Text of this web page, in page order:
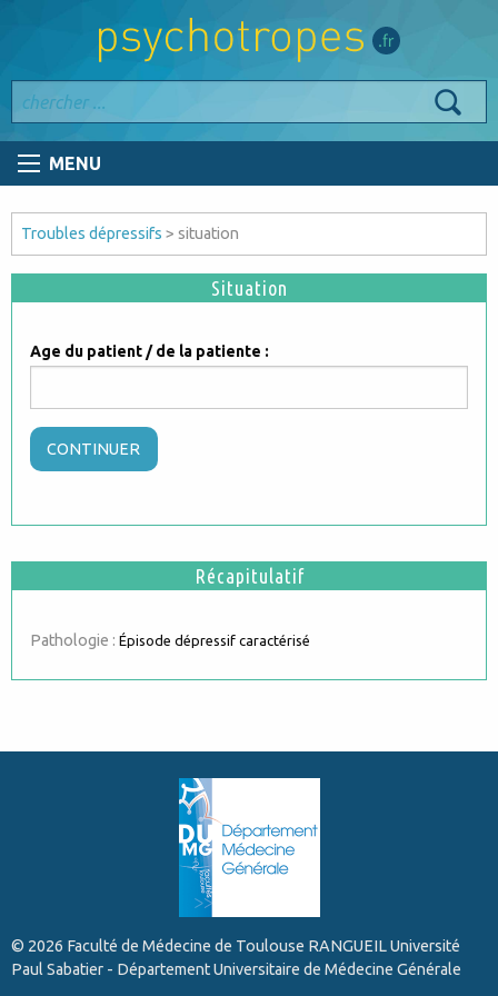
MENU
Troubles dépressifs > situation
Situation
Age du patient / de la patiente :
Récapitulatif
Pathologie : Épisode dépressif caractérisé
© 2026 Faculté de Médecine de Toulouse RANGUEIL Université
Paul Sabatier - Département Universitaire de Médecine Générale